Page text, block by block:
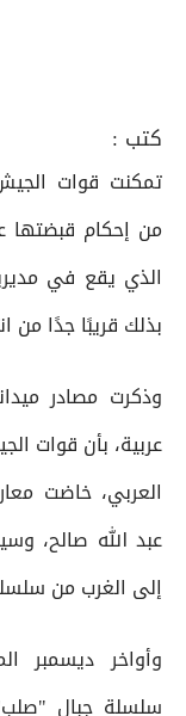
كتب :
تمكنت قوات
من إحكام قبضتها
الذي يقع في
بذلك قريبًا جدًا من
وذكرت مصادر
عربية، بأن قوات
العربي، خاضت
عبد الله صالح،
إلى الغرب من
وأواخر ديسمبر
سلسلة جبال